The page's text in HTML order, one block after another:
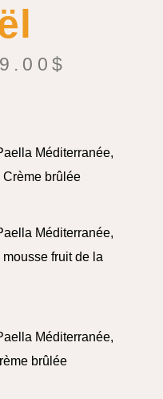
$
Méditerranée,
brûlée
Méditerranée,
fruit de la
Méditerranée,
brûlée